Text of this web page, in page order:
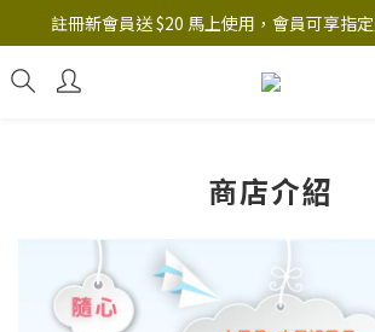
註冊新會員送 $20 馬上使用，會員可享指定
註冊新會員送 $20 馬上使用，會員可享指定
B.Y.O.B Mask Collection 任選優
商店介紹